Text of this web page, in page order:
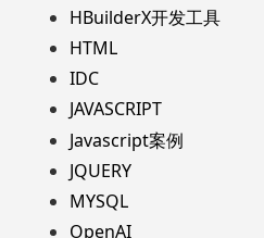
HBuilderX开发工具
HTML
IDC
JAVASCRIPT
Javascript案例
JQUERY
MYSQL
OpenAI